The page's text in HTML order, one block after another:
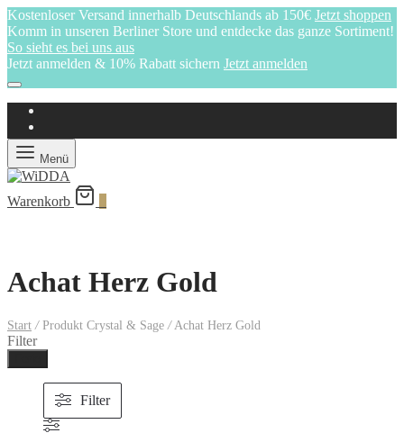
Kostenloser Versand innerhalb Deutschlands ab 150€ Jetzt shoppen
Komm in unseren Berliner Store und entdecke das ganze Sortiment!
So sieht es bei uns aus
Jetzt anmelden & 10% Rabatt sichern Jetzt anmelden
Menü
Warenkorb
Achat Herz Gold
Start /Produkt Crystal & Sage /Achat Herz Gold
Filter
Filter